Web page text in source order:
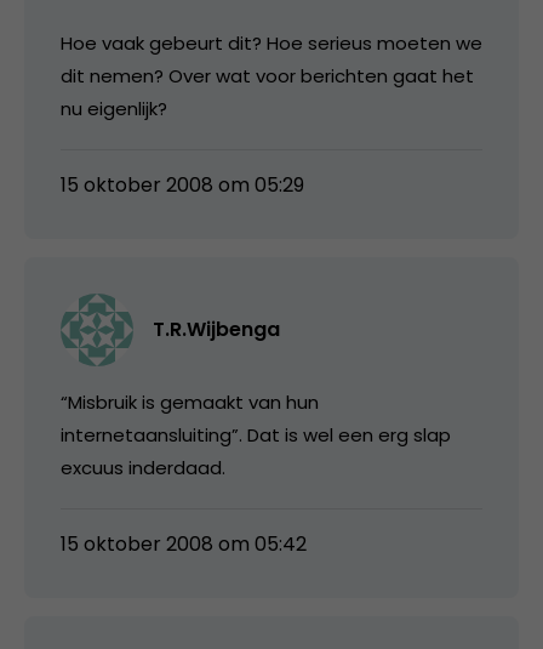
Hoe vaak gebeurt dit? Hoe serieus moeten we
dit nemen? Over wat voor berichten gaat het
nu eigenlijk?
15 oktober 2008 om 05:29
T.R.Wijbenga
“Misbruik is gemaakt van hun
internetaansluiting”. Dat is wel een erg slap
excuus inderdaad.
15 oktober 2008 om 05:42